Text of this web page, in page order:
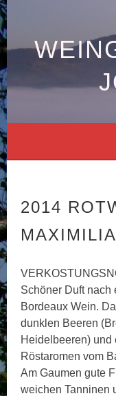
Springe
zum
Inhalt
2014
Schöner Duft nach
Bordeaux Wein.
dunklen Beeren
Heidelbeeren) und
Röstaromen vom
Am Gaumen gute
weichen Tanninen